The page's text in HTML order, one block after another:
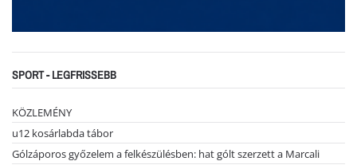
SPORT - LEGFRISSEBB
KÖZLEMÉNY
u12 kosárlabda tábor
Gólzáporos győzelem a felkészülésben: hat gólt szerzett a Marcali